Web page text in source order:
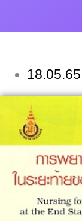
18.05.65